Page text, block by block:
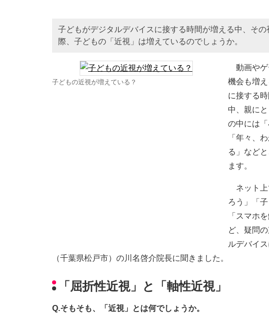
子どもがデジタルデバイスに接する時間が増える中、そ
際、子どもの「近視」は増えているのでしょうか。
子どもの近視が増えている？
動画やゲ
機会も増
に接する
中、親に
の中には
「年々、
る」など
ます。
ネット上
ろう」「
「スマホ
ど、疑問
ルデバイ
（千葉県松戸市）の川名啓介院長に聞きました。
「屈折性近視」と「軸性近視」
Q.そもそも、「近視」とは何でしょうか。